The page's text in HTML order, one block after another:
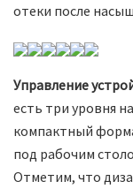
отеки после
Управление
есть три уровня
компактный
под рабочим
Отметим, что